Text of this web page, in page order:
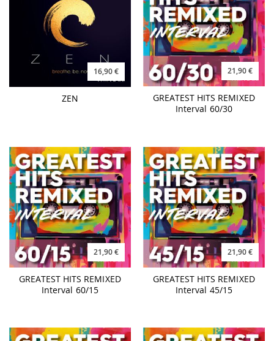
16,90 €
ZEN
21,90 €
GREATEST HITS REMIXED
Interval 60/30
21,90 €
GREATEST HITS REMIXED
Interval 60/15
21,90 €
GREATEST HITS REMIXED
Interval 45/15